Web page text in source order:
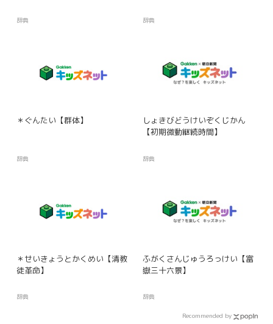
辞典 辞典
＊ぐんたい【群体】
辞典
しょきびどうけいぞくじかん
【初期微動継続時間】
辞典
＊せいきょうとかくめい【清教
徒革命】
辞典
ふがくさんじゅうろっけい【富
嶽三十六景】
辞典
Recommended by